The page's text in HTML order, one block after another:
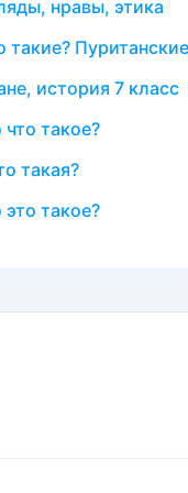
нравы, этика
такие?
история 7 класс
такое?
такая?
такое?